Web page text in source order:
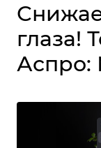
глаза!
Аспро: